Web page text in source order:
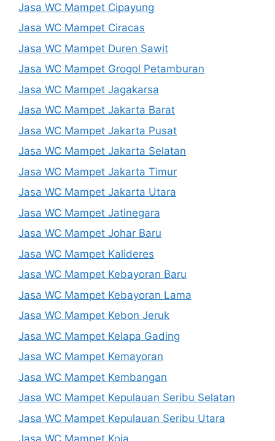
Jasa WC Mampet Cipayung
Jasa WC Mampet Ciracas
Jasa WC Mampet Duren Sawit
Jasa WC Mampet Grogol Petamburan
Jasa WC Mampet Jagakarsa
Jasa WC Mampet Jakarta Barat
Jasa WC Mampet Jakarta Pusat
Jasa WC Mampet Jakarta Selatan
Jasa WC Mampet Jakarta Timur
Jasa WC Mampet Jakarta Utara
Jasa WC Mampet Jatinegara
Jasa WC Mampet Johar Baru
Jasa WC Mampet Kalideres
Jasa WC Mampet Kebayoran Baru
Jasa WC Mampet Kebayoran Lama
Jasa WC Mampet Kebon Jeruk
Jasa WC Mampet Kelapa Gading
Jasa WC Mampet Kemayoran
Jasa WC Mampet Kembangan
Jasa WC Mampet Kepulauan Seribu Selatan
Jasa WC Mampet Kepulauan Seribu Utara